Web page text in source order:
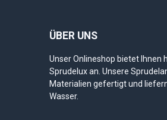
ÜBER UNS
Unser Onlineshop bietet Ihnen
Sprudelux an. Unsere
Materialien gefertigt und
Wasser.